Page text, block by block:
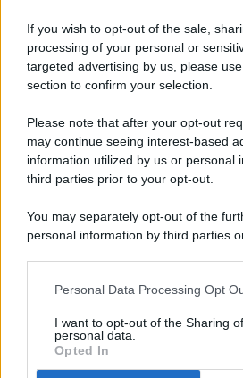
If you wish to opt-out of the sale,
processing of your personal or
targeted advertising by us, please
section to confirm your selection.
Please note that after your opt-out
may continue seeing interest-based
information utilized by us or personal
third parties prior to your opt-out.
You may separately opt-out of the
personal information by third parties
This information may also be
disclose it to other third parties.
Personal Data Processing Opt
I want to opt-out of the Sharing
personal data.
Opted In
© 2026 - Pianeta Design - P.IVA
Registrata Al Tribunale Di Nocera
ISCRIZIONE AL ROC N. 35792 –
(ASSOCIAZIONE NAZIONALE
PREFERENZE